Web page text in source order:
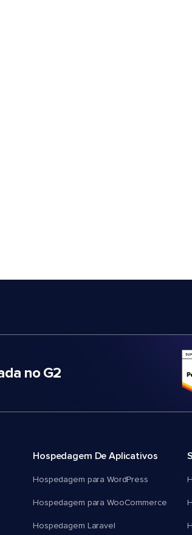
no G2
Hospedagem De Aplicativos
Hospedagem para WordPress
Hospedagem para WooCommerce
Hospedagem Laravel